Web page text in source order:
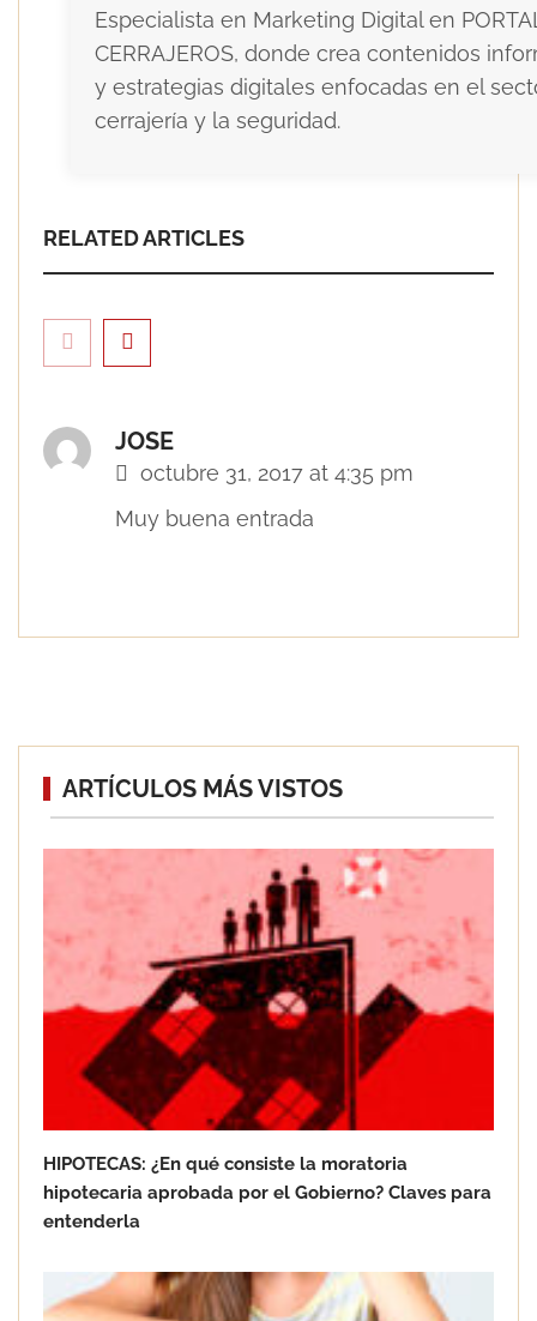
Especialista en Marketing Digital en
CERRAJEROS, donde crea contenidos
y estrategias digitales enfocadas en el
cerrajería y la seguridad.
RELATED ARTICLES
proteger tu hogar
Cierres metálicos de última
generación: La nueva era de la
cerrajería
JOSE
octubre 31, 2017 at 4:35 pm
Muy buena entrada
ARTÍCULOS MÁS VISTOS
HIPOTECAS: ¿En qué consiste la moratoria
hipotecaria aprobada por el Gobierno? Claves para
entenderla